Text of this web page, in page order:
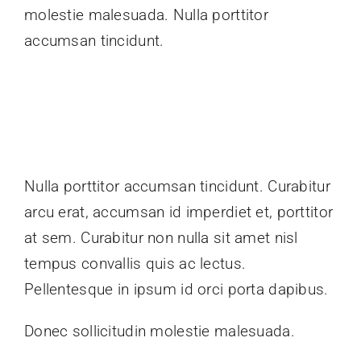
molestie malesuada. Nulla porttitor
accumsan tincidunt.
Nulla porttitor accumsan tincidunt. Curabitur
arcu erat, accumsan id imperdiet et, porttitor
at sem. Curabitur non nulla sit amet nisl
tempus convallis quis ac lectus.
Pellentesque in ipsum id orci porta dapibus.
Donec sollicitudin molestie malesuada.